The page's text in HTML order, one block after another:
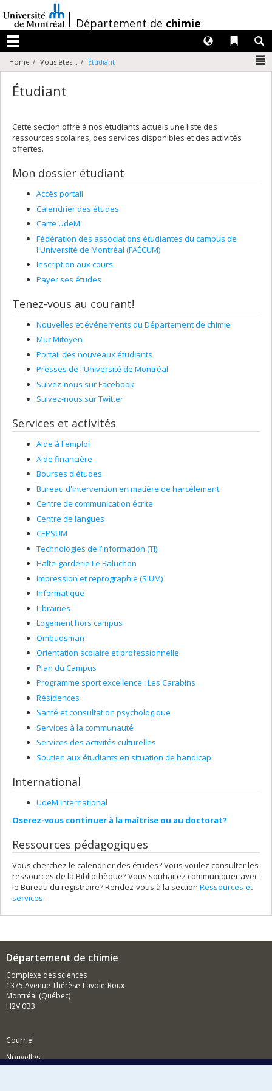
au
contenu
/Département de chimie
Menu
Liens
Langues
Home Vous êtes... Étudiant
Étudiant
Cette section offre à nos étudiants actuels une liste des
ressources scolaires, des services disponibles et des activités
offertes.
Mon dossier étudiant
Accès portail
Calendrier des études
Carte UdeM
Fédération des associations étudiantes du campus de
l'Université de Montréal (FAÉCUM)
Inscription aux cours
Payer ses études
Tenez-vous au courant!
Nouvelles et événements du Département de chimie
Mur Mitoyen
Portail des nouveaux étudiants
Presses de l'Université de Montréal
Suivez-nous sur Facebook
Suivez-nous sur Twitter
Services et activités
Aide à l'emploi
Aide financière
Bourses d'études
Bureau d'intervention en matière de harcèlement
Centre de communication écrite
Centre de langues
CEPSUM
Technologies de l’information (TI)
Halte-garderie Le Baluchon
Impression et reprographie (SIUM)
Informatique
Librairies
Logement hors campus
Ombudsman
Orientation scolaire et professionnelle
Plan du Campus
Programme sport excellence : Les Carabins
Résidences
Santé et consultation psychologique
Services à la communauté
Services des activités culturelles
Soutien aux étudiants en situation de handicap
International
UdeM international
Oserez-vous continuer à la maîtrise ou au doctorat?
Ressources pédagogiques
Vous cherchez le calendrier des études? Vous voulez consulter les
ressources de la Bibliothèque? Vous souhaitez communiquer avec
le Bureau du registraire? Rendez-vous à la section Ressources et
services.
Département de chimie
Complexe des sciences
1375 Avenue Thérèse-Lavoie-Roux
Montréal (Québec)
H2V 0B3
Courriel
Nouvelles